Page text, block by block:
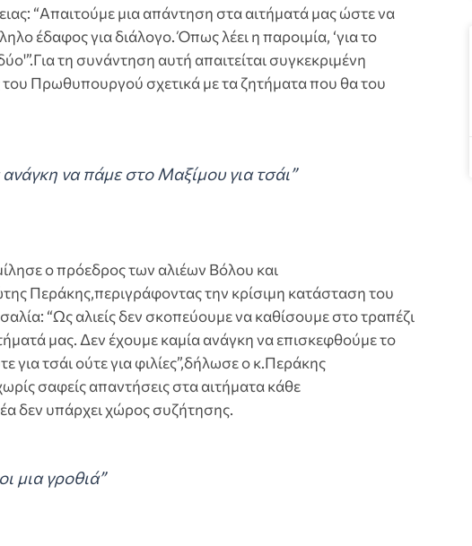
“Απαιτούμε μια απάντηση στα αιτήματά μας ώστε να
έδαφος για διάλογο. Όπως λέει η παροιμία, ‘για το
τη συνάντηση αυτή απαιτείται συγκεκριμένη
Πρωθυπουργού σχετικά με τα ζητήματα που θα του
ανάγκη να πάμε στο Μαξίμου για τσάι”
ο πρόεδρος των αλιέων Βόλου και
Περάκης,περιγράφοντας την κρίσιμη κατάσταση του
“Ως αλιείς δεν σκοπεύουμε να καθίσουμε στο τραπέζι
μας. Δεν έχουμε καμία ανάγκη να επισκεφθούμε το
για τσάι ούτε για φιλίες”,δήλωσε ο κ.Περάκης
σαφείς απαντήσεις στα αιτήματα κάθε
δεν υπάρχει χώρος συζήτησης.
μια γροθιά”